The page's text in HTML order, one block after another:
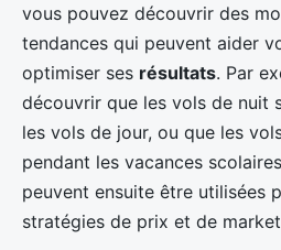
vous pouvez découvrir des
tendances qui peuvent aider
optimiser ses résultats. Par
découvrir que les vols de nuit
les vols de jour, ou que les
pendant les vacances
peuvent ensuite être utilisées
stratégies de prix et de